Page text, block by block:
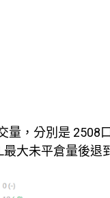
，分別是 2508
大未平倉量後退